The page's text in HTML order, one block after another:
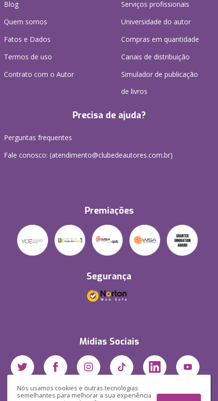
Nós usamos cookies e outras tecnologias
semelhantes para melhorar a sua experiência
Blog
Quem somos
Fatos e Dados
Termos de uso
Contrato com o Autor
Serviços profissionais
Universidade do autor
Compras em quantidade
Canais de distribuição
Simulador de publicação
de livros
Precisa de ajuda?
Perguntas frequentes
Fale conosco: (atendimento@clubedeautores.com.br)
Premiações
Segurança
Mídias Sociais